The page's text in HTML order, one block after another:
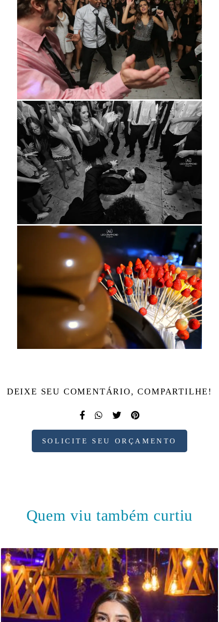
DEIXE SEU COMENTÁRIO, COMPARTILHE!
SOLICITE SEU ORÇAMENTO
Quem viu também curtiu